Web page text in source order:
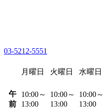
03-5212-5551
月曜日 火曜日 水曜日
午
前
10:00～
13:00
10:00～
13:00
10:00～
13:00